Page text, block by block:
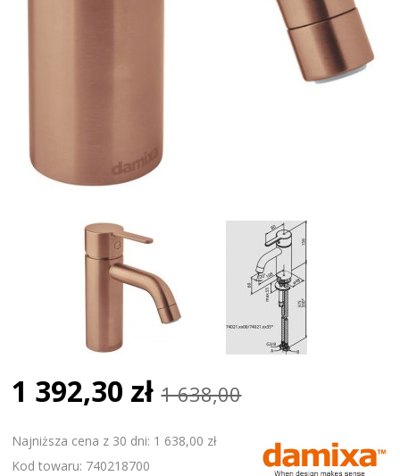
1 392,30 zł 1 638,00
Najniższa cena z 30 dni: 1 638,00 zł
Kod towaru: 740218700